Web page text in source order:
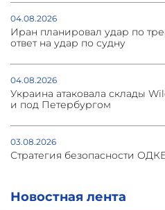
Новостная лента
04.08.2026
Иран планировал удар по
ответ на удар по судну
04.08.2026
Украина атаковала склады
и под Петербургом
03.08.2026
Стратегия безопасности
03.08.2026